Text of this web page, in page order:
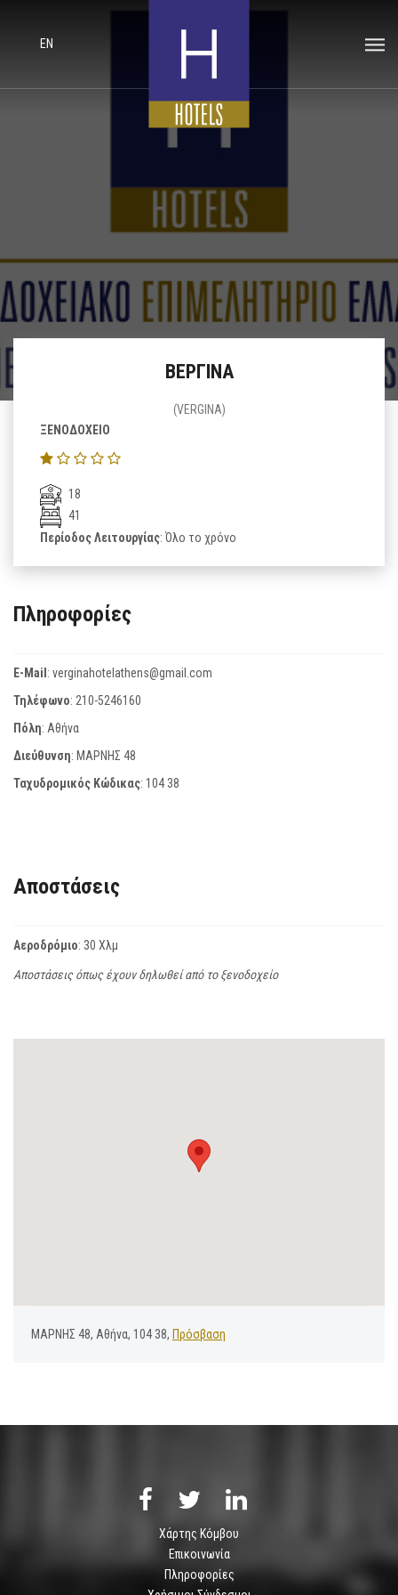
EN
ΒΕΡΓΙΝΑ
(VERGINA)
ΞΕΝΟΔΟΧΕΙΟ
18
41
Περίοδος Λειτουργίας: Όλο το χρόνο
Πληροφορίες
E-Mail: verginahotelathens@gmail.com
Τηλέφωνο: 210-5246160
Πόλη: Αθήνα
Διεύθυνση: ΜΑΡΝΗΣ 48
Ταχυδρομικός Κώδικας: 104 38
Αποστάσεις
Αεροδρόμιο: 30 Χλμ
Αποστάσεις όπως έχουν δηλωθεί από το ξενοδοχείο
ΜΑΡΝΗΣ 48, Αθήνα, 104 38, Πρόσβαση
Χάρτης Κόμβου
Επικοινωνία
Πληροφορίες